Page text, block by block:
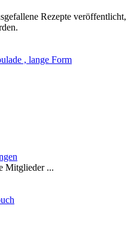
Rezepte veröffentlicht,
, lange Form
Mitglieder ...